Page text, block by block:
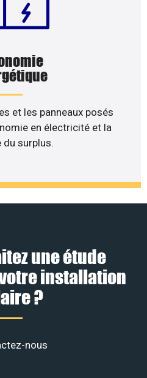
et les panneaux posés
en électricité et la
du surplus.
une étude
installation
?
nous